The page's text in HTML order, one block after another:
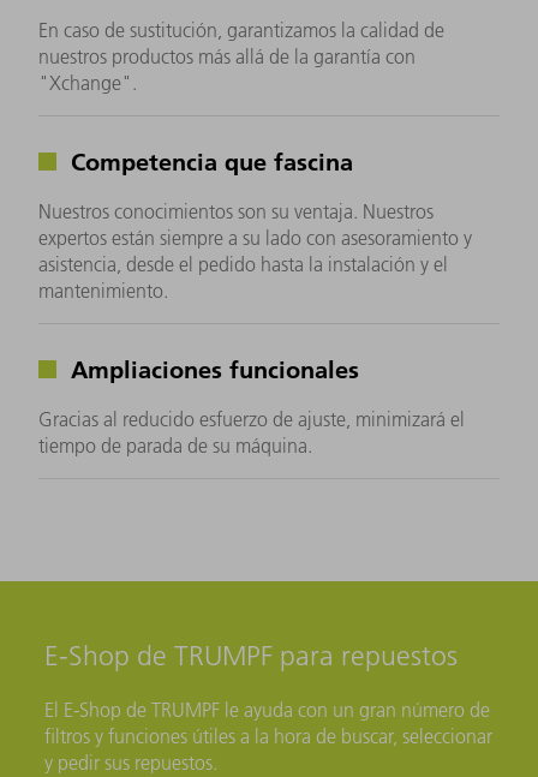
En caso de sustitución, garantizamos la calidad de
nuestros productos más allá de la garantía con
"Xchange".
Competencia que fascina
Nuestros conocimientos son su ventaja. Nuestros
expertos están siempre a su lado con asesoramiento y
asistencia, desde el pedido hasta la instalación y el
mantenimiento.
Ampliaciones funcionales
Gracias al reducido esfuerzo de ajuste, minimizará el
tiempo de parada de su máquina.
E-Shop de TRUMPF para repuestos
El E-Shop de TRUMPF le ayuda con un gran número de
filtros y funciones útiles a la hora de buscar, seleccionar
y pedir sus repuestos.